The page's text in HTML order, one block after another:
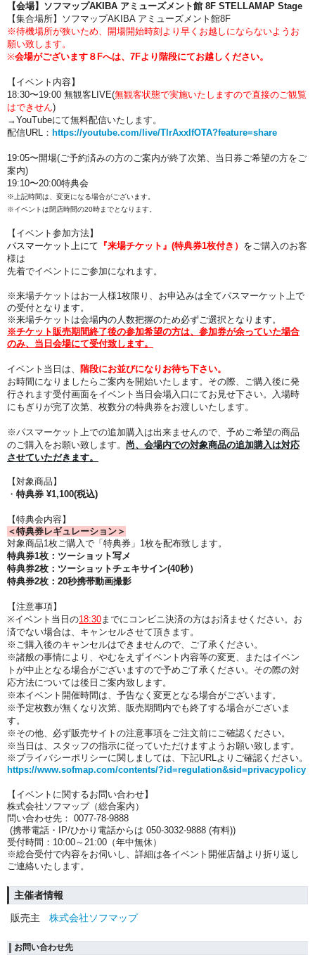
【会場】ソフマップAKIBA アミューズメント館 8F STELLAMAP Stage
【集合場所】
ソフマップAKIBA アミューズメント館8F
※待機場所が狭いため、開場開始時刻より早くお越しにならないようお
願い致します。
※会場がございます８Fへは、7Fより階段にてお越しください。
【イベント内容】
18:30〜19:00 無観客LIVE(無観客状態で実施いたしますので直接のご観覧
はできせん)
→YouTubeにて無料配信いたします。
配信URL： https://youtube.com/live/TlrAxxIfOTA?feature=share
19:05〜開場(ご予約済みの方のご案内が終了次第、当日券ご希望の方をご
案内)
19:10〜20:00特典会
※上記時間は、変更になる場合がございます。
※イベントは閉店時間の20時までとなります。
【イベント参加方法】
パスマーケット上にて 『来場チケット』(特典券1枚付き） をご購入のお客
様は
先着でイベントにご参加になれます。
※来場チケットはお一人様1枚限り、 お申込みは全てパスマーケット上で
の受付となります。
※来場チケット は会場内の人数把握のため必ずご選択となります。
※チケット販売期間終了後の参加希望の方は、参加券が余っていた場合
のみ、当日会場にて受付致します。
イベント当日は、
階段にお並びになりお待ち下さい。
お時間になりましたらご案内を開始いたします。その際、 ご購入後に発
行されます受付画面をイベント当日会場入口にてお見せ下さい。
入場時
にもぎりが完了次第、枚数分の特典券をお渡しいたします。
※パスマーケット上での追加購入は出来ませんので、予めご希望の商品
のご購入をお願い致します。 尚、会場内での対象商品の追加購入は対応
させていただきます。
【対象商品】
・ 特典券 ¥1,100(税込)
【特典会内容】
＜特典券レギュレーション＞
対象商品1枚ご購入で「特典券」1枚を配布致します。
特典券1枚：ツーショット写メ
特典券2枚：ツーショットチェキサイン(40秒）
特典券2枚：20秒携帯動画撮影
【注意事項】
※イベント当日の18:30までにコンビニ決済の方はお済ませください。 お
済でない場合は、キャンセルさせて頂きます。
※ご購入後のキャンセルはできませんので、ご了承ください。
※諸般の事情により、やむをえずイベント内容等の変更、またはイベン
トが中止となる場合がございますので予めご了承ください。その際の対
応方法については後日ご案内致します。
※本イベント開催時間は、予告なく変更となる場合がございます。
※予定枚数が無くなり次第、販売期間内でも終了する場合がございま
す。
※その他、必ず販売サイトの注意事項をご注文前にご確認ください。
※当日は、スタッフの指示に従っていただけますようお願い致します。
※プライバシーポリシーに関しましては、下記URLよりご確認ください。
https://www.sofmap.com/contents/?id=regulation&sid=privacypolicy
【イベントに関するお問い合わせ】
株式会社ソフマップ（総合案内）
問い合わせ先： 0077-78-9888
(携帯電話・IP/ひかり電話からは 050-3032-9888 (有料))
受付時間：10:00～21:00（年中無休）
※総合受付で内容をお伺いし、詳細は各イベント開催店舗より折り返し
ご連絡いたします。
主催者情報
販売主
株式会社ソフマップ
お問い合わせ先